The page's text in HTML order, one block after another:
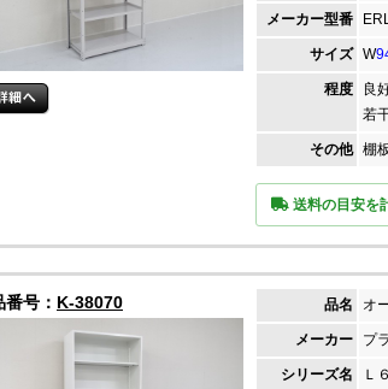
メーカー型番
サイズ W
程度 良
若
その他 棚
送料の目安を
番号： K-38070 品名 オ
メーカー プ
シリーズ名 Ｌ６